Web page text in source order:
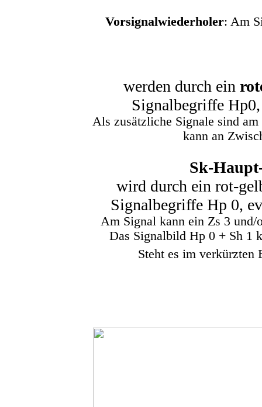
Vorsignalwiederholer: Am
werden durch ein
Signalbegriffe
Als zusätzliche Signale sind
kann an
Sk-
wird durch ein rot-
Signalbegriffe Hp 0,
Am Signal kann ein Zs 3
Das Signalbild Hp 0 + Sh 1
Steht es im verkürzten